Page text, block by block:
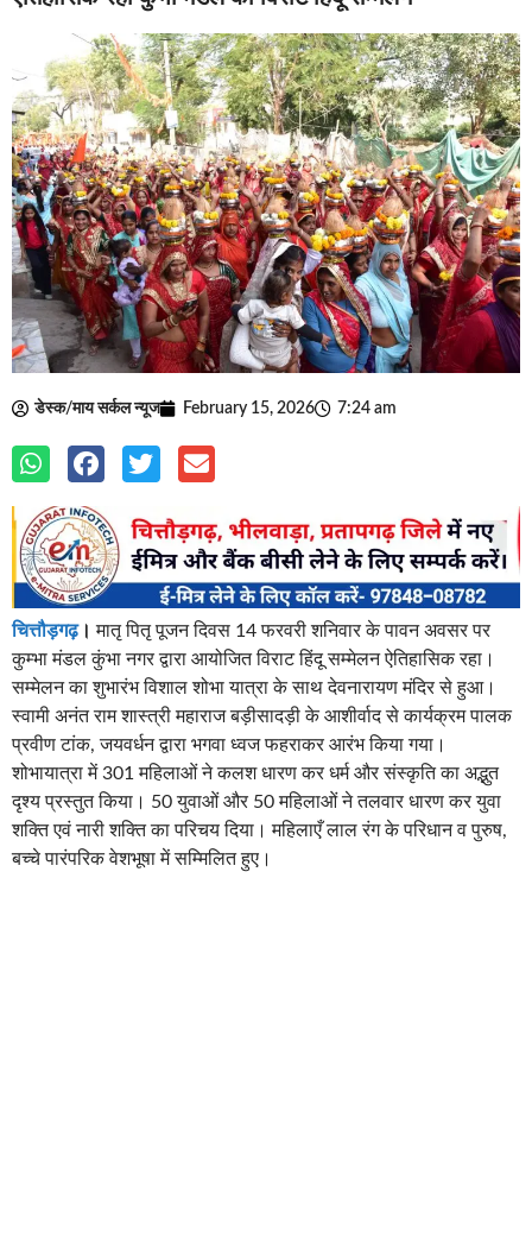
डेस्क/माय सर्कल न्यूज February 15, 2026 7:24 am
चित्तौड़गढ़। मातृ पितृ पूजन दिवस 14 फरवरी शनिवार के पावन अवसर पर
कुम्भा मंडल कुंभा नगर द्वारा आयोजित विराट हिंदू सम्मेलन ऐतिहासिक रहा।
सम्मेलन का शुभारंभ विशाल शोभा यात्रा के साथ देवनारायण मंदिर से हुआ।
स्वामी अनंत राम शास्त्री महाराज बड़ीसादड़ी के आशीर्वाद से कार्यक्रम पालक
प्रवीण टांक, जयवर्धन द्वारा भगवा ध्वज फहराकर आरंभ किया गया।
शोभायात्रा में 301 महिलाओं ने कलश धारण कर धर्म और संस्कृति का अद्भुत
दृश्य प्रस्तुत किया। 50 युवाओं और 50 महिलाओं ने तलवार धारण कर युवा
शक्ति एवं नारी शक्ति का परिचय दिया। महिलाएँ लाल रंग के परिधान व पुरुष,
बच्चे पारंपरिक वेशभूषा में सम्मिलित हुए।